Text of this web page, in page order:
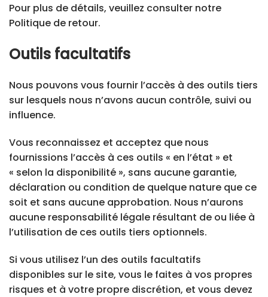
Pour plus de détails, veuillez consulter notre
Politique de retour.
Outils facultatifs
Nous pouvons vous fournir l’accès à des outils tiers
sur lesquels nous n’avons aucun contrôle, suivi ou
influence.
Vous reconnaissez et acceptez que nous
fournissions l’accès à ces outils « en l’état » et
« selon la disponibilité », sans aucune garantie,
déclaration ou condition de quelque nature que ce
soit et sans aucune approbation. Nous n’aurons
aucune responsabilité légale résultant de ou liée à
l’utilisation de ces outils tiers optionnels.
Si vous utilisez l’un des outils facultatifs
disponibles sur le site, vous le faites à vos propres
risques et à votre propre discrétion, et vous devez